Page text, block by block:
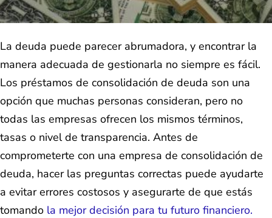
La deuda puede parecer abrumadora, y encontrar la
manera adecuada de gestionarla no siempre es fácil.
Los préstamos de consolidación de deuda son una
opción que muchas personas consideran, pero no
todas las empresas ofrecen los mismos términos,
tasas o nivel de transparencia. Antes de
comprometerte con una empresa de consolidación de
deuda, hacer las preguntas correctas puede ayudarte
a evitar errores costosos y asegurarte de que estás
tomando la mejor decisión para tu futuro financiero.